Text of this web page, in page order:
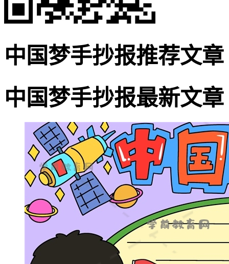
中国梦手抄报推荐文章
中国梦手抄报最新文章